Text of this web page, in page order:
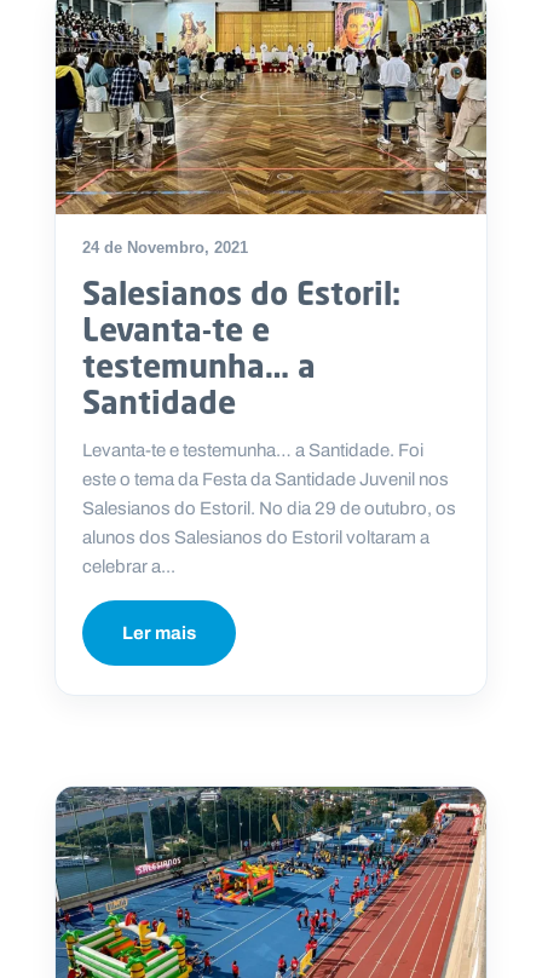
24 de Novembro, 2021
Salesianos do Estoril:
Levanta-te e
testemunha… a
Santidade
Levanta-te e testemunha… a Santidade. Foi
este o tema da Festa da Santidade Juvenil nos
Salesianos do Estoril. No dia 29 de outubro, os
alunos dos Salesianos do Estoril voltaram a
celebrar a...
Ler mais